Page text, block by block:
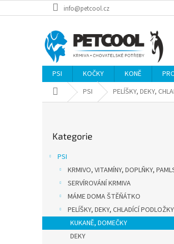
na
info@petcool.cz
PSI KOČKY KONĚ
Domů PSI PELÍŠKY, DEKY,
a
n
kategorie
Kategorie
PSI
KRMIVO, VITAMÍNY, DOPLŇKY,
SERVÍROVÁNÍ KRMIVA
MÁME DOMA ŠTĚŇÁTKO
PELÍŠKY, DEKY, CHLADÍCÍ PODLOŽKY
KUKANĚ, DOMEČKY
DEKY